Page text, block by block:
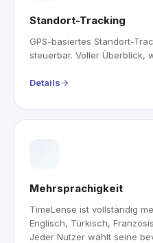
Standort-Tracking
GPS-basiertes Standort-
steuerbar. Voller Überblick,
Details
Mehrsprachigkeit
TimeLense ist vollständig
Englisch, Türkisch,
Jeder Nutzer wählt seine